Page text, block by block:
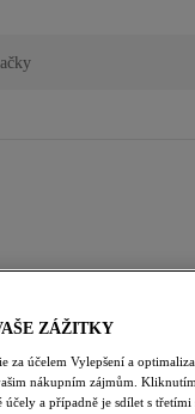
Možná se ti budou
ZÁŽITKY
účelem Vylepšení a
nákupním zájmům.
a případně je sdílet s